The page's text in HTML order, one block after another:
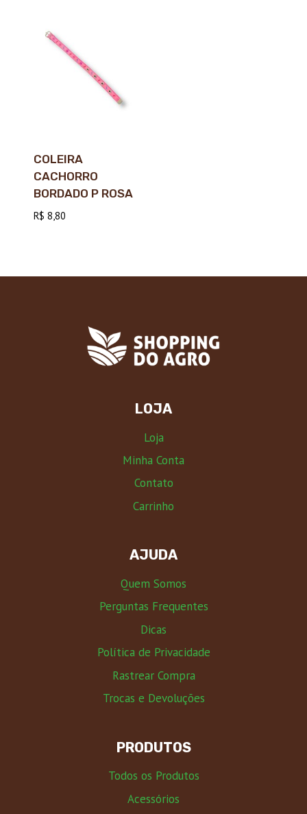
COLEIRA
CACHORRO
BORDADO P ROSA
R$ 8,80
LOJA
Loja
Minha Conta
Contato
Carrinho
AJUDA
Quem Somos
Perguntas Frequentes
Dicas
Política de Privacidade
Rastrear Compra
Trocas e Devoluções
PRODUTOS
Todos os Produtos
Acessórios